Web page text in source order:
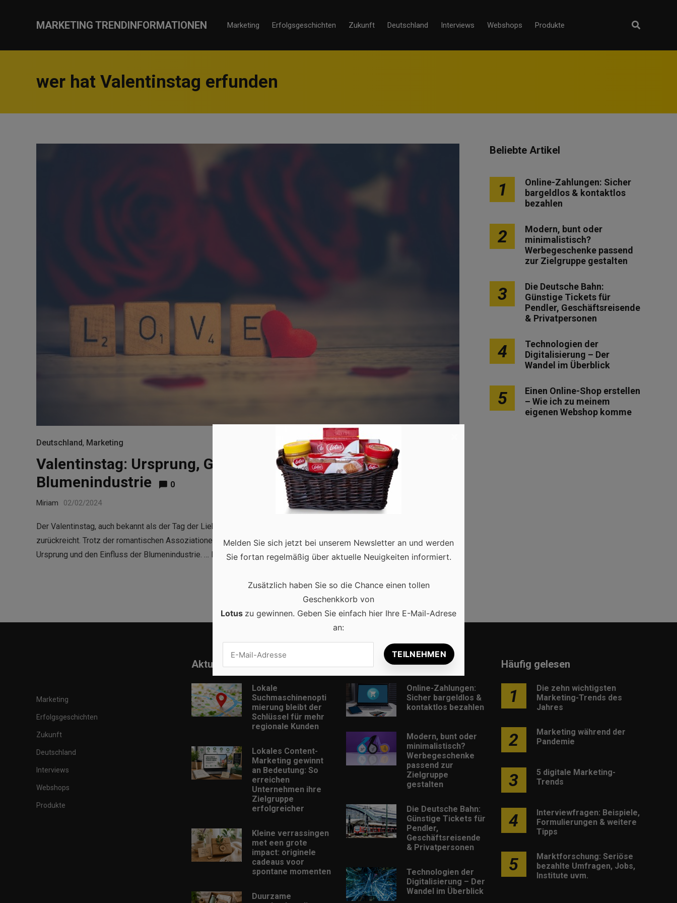
MARKETING TRENDINFORMATIONEN Marketing Erfolgsgeschichten Zukunft Deutschland Interviews Webshops Produkte
wer hat Valentinstag erfunden
Deutschland, Marketing
Valentinstag: Ursprung, Geschichte und der Mythos der
Blumenindustrie
0
Miriam 02/02/2024
Der Valentinstag, auch bekannt als der Tag der Liebe und Zuneigung, hat eine lange Geschichte, die bis in die Antike
zurückreicht. Trotz der romantischen Assoziationen des heutigen Tages gibt es oft Missverständnisse über seinen
Ursprung und den Einfluss der Blumenindustrie. … Read more
Beliebte Artikel
1
Online-Zahlungen: Sicher
bargeldlos & kontaktlos
bezahlen
2
Modern, bunt oder
minimalistisch?
Werbegeschenke passend
zur Zielgruppe gestalten
3
Die Deutsche Bahn:
Günstige Tickets für
Pendler, Geschäftsreisende
& Privatpersonen
4
Technologien der
Digitalisierung – Der
Wandel im Überblick
5
Einen Online-Shop erstellen
– Wie ich zu meinem
eigenen Webshop komme
Marketing
Erfolgsgeschichten
Zukunft
Deutschland
Interviews
Webshops
Produkte
Aktuell
Lokale
Suchmaschinenopti
mierung bleibt der
Schlüssel für mehr
regionale Kunden
Lokales Content-
Marketing gewinnt
an Bedeutung: So
erreichen
Unternehmen ihre
Zielgruppe
erfolgreicher
Kleine verrassingen
met een grote
impact: originele
cadeaus voor
spontane momenten
Duurzame
Beliebt
Online-Zahlungen:
Sicher bargeldlos &
kontaktlos bezahlen
Modern, bunt oder
minimalistisch?
Werbegeschenke
passend zur
Zielgruppe
gestalten
Die Deutsche Bahn:
Günstige Tickets für
Pendler,
Geschäftsreisende
& Privatpersonen
Technologien der
Digitalisierung – Der
Wandel im Überblick
Häufig gelesen
1
Die zehn wichtigsten
Marketing-Trends des
Jahres
2
Marketing während der
Pandemie
3
5 digitale Marketing-
Trends
4
Interviewfragen: Beispiele,
Formulierungen & weitere
Tipps
5
Marktforschung: Seriöse
bezahlte Umfragen, Jobs,
Institute uvm.
Melden Sie sich jetzt bei unserem Newsletter an und werden
Sie fortan regelmäßig über aktuelle Neuigkeiten informiert.
Zusätzlich haben Sie so die Chance einen tollen
Geschenkkorb von
Lotus zu gewinnen. Geben Sie einfach hier Ihre E-Mail-Adrese
an: